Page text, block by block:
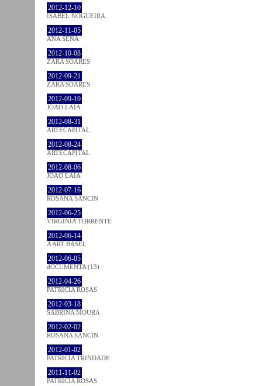
2012-12-10
ISABEL NOGUEIRA
2012-11-05
ANA SENA
2012-10-08
ZARA SOARES
2012-09-21
ZARA SOARES
2012-09-10
JOÃO LAIA
2012-08-31
ARTECAPITAL
2012-08-24
ARTECAPITAL
2012-08-06
JOÃO LAIA
2012-07-16
ROSANA SANCIN
2012-06-25
VIRGINIA TORRENTE
2012-06-14
A ART BASEL
2012-06-05
dOCUMENTA (13)
2012-04-26
PATRÍCIA ROSAS
2012-03-18
SABRINA MOURA
2012-02-02
ROSANA SANCIN
2012-01-02
PATRÍCIA TRINDADE
2011-11-02
PATRÍCIA ROSAS